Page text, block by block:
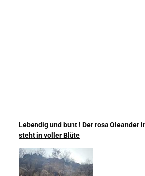
Lebendig und bunt ! Der rosa Oleander
steht in voller Blüte